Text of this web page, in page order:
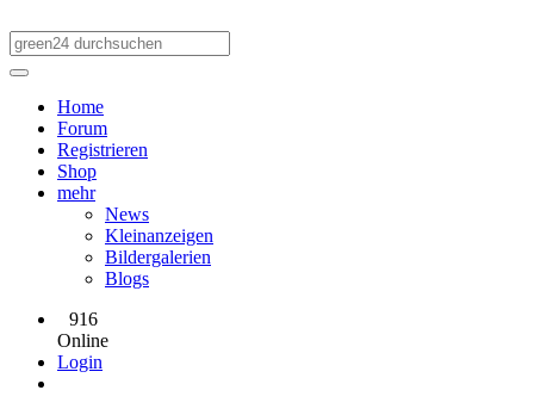
Home
Forum
Registrieren
Shop
mehr
News
Kleinanzeigen
Bildergalerien
Blogs
916
Online
Login